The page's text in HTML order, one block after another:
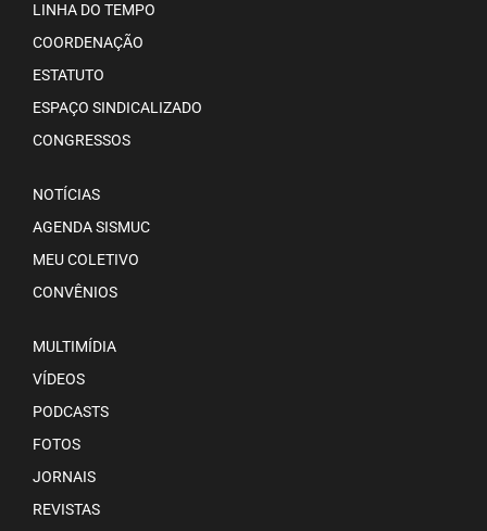
LINHA DO TEMPO
COORDENAÇÃO
ESTATUTO
ESPAÇO SINDICALIZADO
CONGRESSOS
NOTÍCIAS
AGENDA SISMUC
MEU COLETIVO
CONVÊNIOS
MULTIMÍDIA
VÍDEOS
PODCASTS
FOTOS
JORNAIS
REVISTAS